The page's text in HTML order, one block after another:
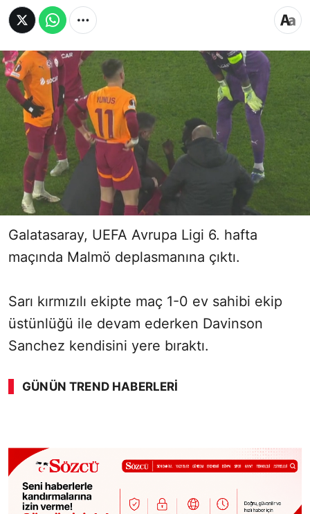
Galatasaray, UEFA Avrupa Ligi 6. hafta
maçında Malmö deplasmanına çıktı.
Sarı kırmızılı ekipte maç 1-0 ev sahibi ekip
üstünlüğü ile devam ederken Davinson
Sanchez kendisini yere bıraktı.
GÜNÜN TREND HABERLERI
00:02 / 08:43